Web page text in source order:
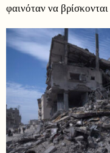
φαινόταν να